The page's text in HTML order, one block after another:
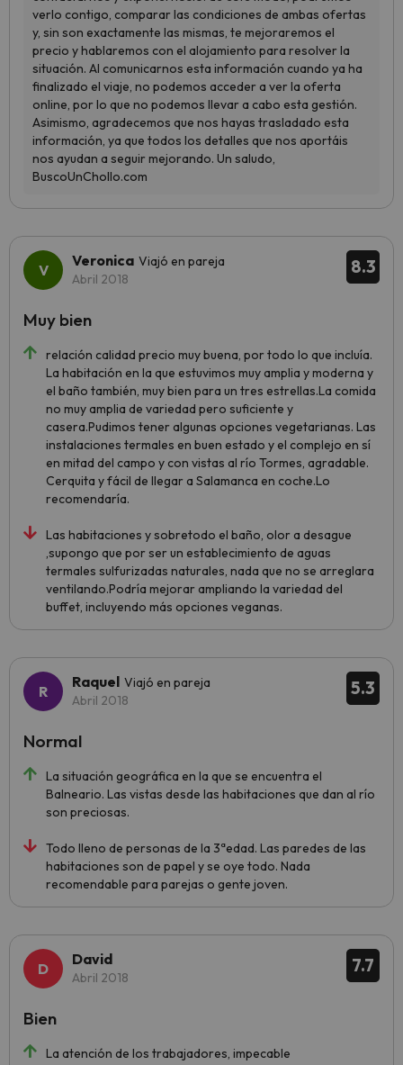
8.3
Veronica Viajó en pareja
Abril 2018
relación calidad precio muy buena, por todo lo que incluía.
La habitación en la que estuvimos muy amplia y moderna y
el baño también, muy bien para un tres estrellas.La comida
no muy amplia de variedad pero suficiente y
casera.Pudimos tener algunas opciones vegetarianas. Las
instalaciones termales en buen estado y el complejo en sí
en mitad del campo y con vistas al río Tormes, agradable.
Cerquita y fácil de llegar a Salamanca en coche.Lo
recomendaría.
Las habitaciones y sobretodo el baño, olor a desague
,supongo que por ser un establecimiento de aguas
termales sulfurizadas naturales, nada que no se arreglara
ventilando.Podría mejorar ampliando la variedad del
buffet, incluyendo más opciones veganas.
Muy bien
5.3
Raquel Viajó en pareja
Abril 2018
La situación geográfica en la que se encuentra el
Balneario. Las vistas desde las habitaciones que dan al río
son preciosas.
Todo lleno de personas de la 3ªedad. Las paredes de las
habitaciones son de papel y se oye todo. Nada
recomendable para parejas o gente joven.
Normal
7.7
David
Abril 2018
La atención de los trabajadores, impecable
Bien